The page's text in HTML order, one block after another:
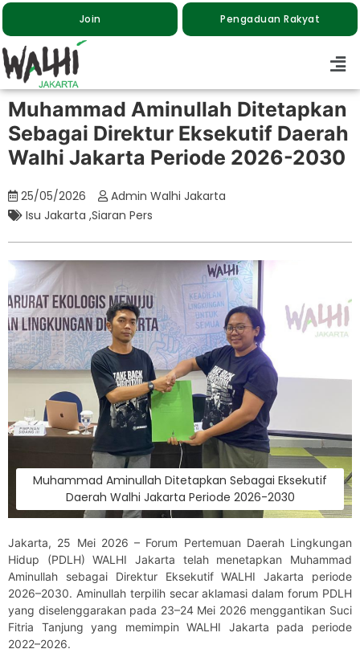
Join Pengaduan Rakyat
Muhammad Aminullah Ditetapkan
Sebagai Direktur Eksekutif Daerah
Walhi Jakarta Periode 2026-2030
25/05/2026
Admin Walhi Jakarta
Isu Jakarta ,Siaran Pers
Muhammad Aminullah Ditetapkan Sebagai Eksekutif
Daerah Walhi Jakarta Periode 2026-2030
Jakarta, 25 Mei 2026 – Forum Pertemuan Daerah Lingkungan
Hidup (PDLH) WALHI Jakarta telah menetapkan Muhammad
Aminullah sebagai Direktur Eksekutif WALHI Jakarta periode
2026–2030. Aminullah terpilih secar aklamasi dalam forum PDLH
yang diselenggarakan pada 23–24 Mei 2026 menggantikan Suci
Fitria Tanjung yang memimpin WALHI Jakarta pada periode
2022–2026.